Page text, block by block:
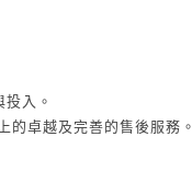
入。
的卓越及完善的售後服務。